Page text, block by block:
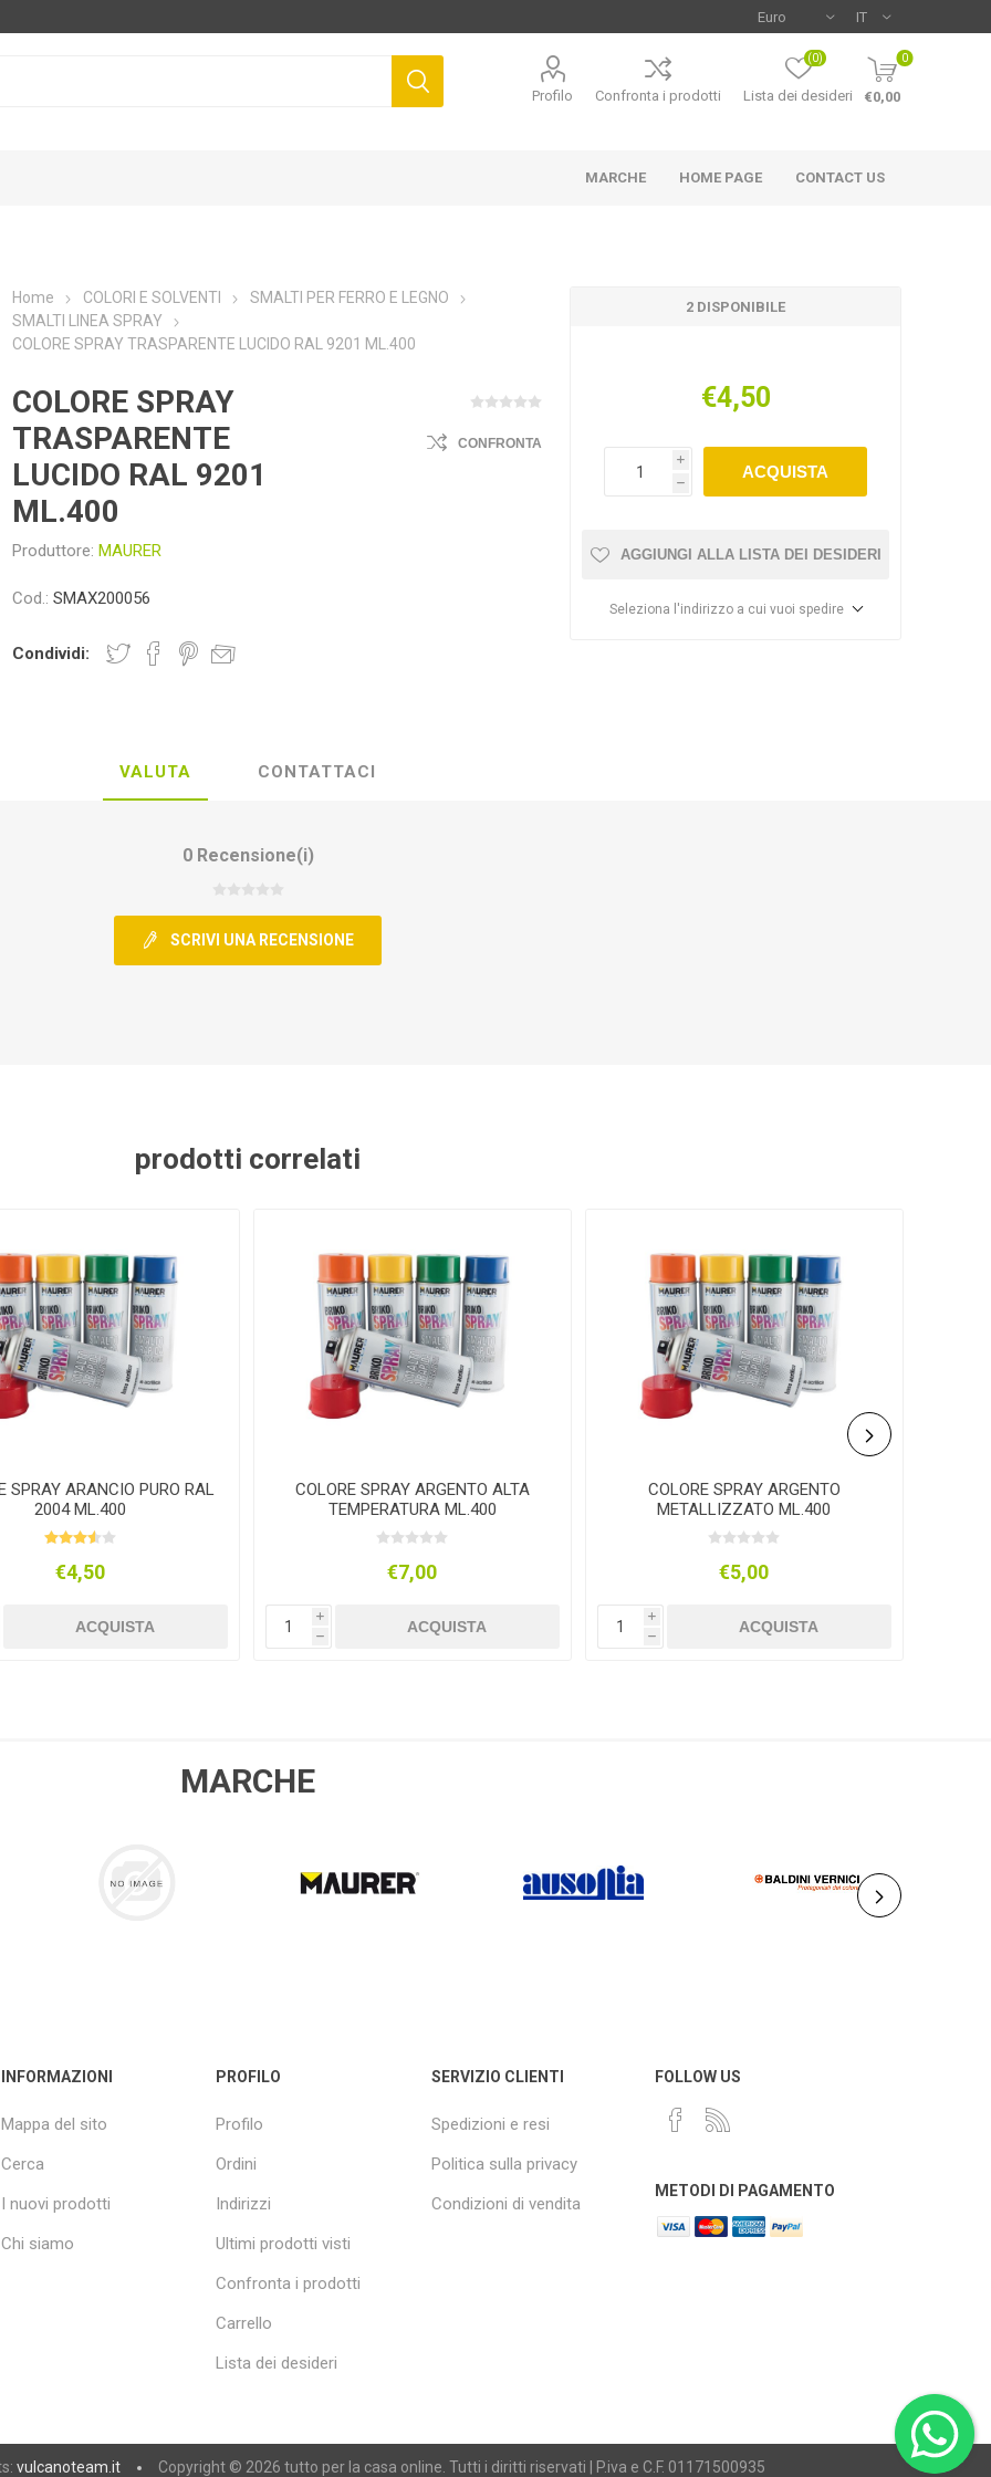
Profilo Confronta i prodotti Lista dei desideri
(0) 0
€0,00
MARCHE HOME PAGE CONTACT US
Home COLORI E SOLVENTI
SMALTI PER FERRO E LEGNO
SMALTI LINEA SPRAY
COLORE SPRAY TRASPARENTE LUCIDO RAL 9201 ML.400
COLORE SPRAY
TRASPARENTE
LUCIDO RAL 9201
ML.400
Produttore: MAURER
CONFRONTA
Cod.: SMAX200056
Condividi:
2 DISPONIBILE
€4,50
i
h
ACQUISTA
AGGIUNGI ALLA LISTA DEI DESIDERI
Seleziona l'indirizzo a cui vuoi spedire
VALUTA CONTATTACI
0 Recensione(i)
SCRIVI UNA RECENSIONE
prodotti correlati
SPRAY ARANCIO PURO RAL
2004 ML.400
€4,50
ACQUISTA
COLORE SPRAY ARGENTO ALTA
TEMPERATURA ML.400
€7,00
i
h
ACQUISTA
COLORE SPRAY ARGENTO
METALLIZZATO ML.400
€5,00
i
h
ACQUISTA
MARCHE
INFORMAZIONI
Mappa del sito
Cerca
I nuovi prodotti
Chi siamo
PROFILO
Profilo
Ordini
Indirizzi
Ultimi prodotti visti
Confronta i prodotti
Carrello
Lista dei desideri
SERVIZIO CLIENTI
Spedizioni e resi
Politica sulla privacy
Condizioni di vendita
FOLLOW US
METODI DI PAGAMENTO
vulcanoteam.it Copyright © 2026 tutto per la casa online. Tutti i diritti riservati | P.iva e C.F. 01171500935